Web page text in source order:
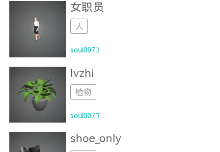
女职员
人
soul007
lvzhi
植物
soul007
shoe_only